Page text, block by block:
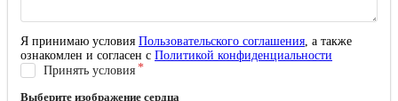
Я принимаю условия Пользовательского соглашения, а также
ознакомлен и согласен с Политикой конфиденциальности
Принять условия
Выберите изображение сердца